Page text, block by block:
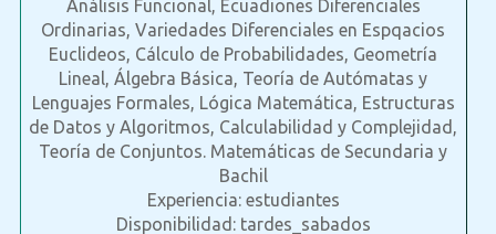
Análisis Funcional, Ecuadiones Diferenciales
Ordinarias, Variedades Diferenciales en Espqacios
Euclideos, Cálculo de Probabilidades, Geometría
Lineal, Álgebra Básica, Teoría de Autómatas y
Lenguajes Formales, Lógica Matemática, Estructuras
de Datos y Algoritmos, Calculabilidad y Complejidad,
Teoría de Conjuntos. Matemáticas de Secundaria y
Bachil
Experiencia: estudiantes
Disponibilidad: tardes_sabados